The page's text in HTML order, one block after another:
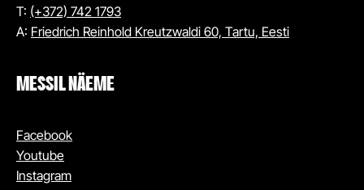
T: (+372) 742 1793
A: Friedrich Reinhold Kreutzwaldi 60, Tartu, Eesti
MESSIL NÄEME
Facebook
Youtube
Instagram